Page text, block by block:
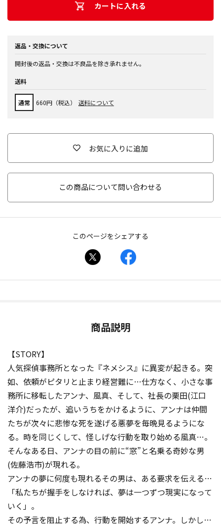
カートに入れる
返品・交換について
開封後の返品・交換は不良品を除き承れません。
送料
通常 660円（税込） 送料について
お気に入りに追加
この商品について問い合わせる
このページをシェアする
商品説明
【STORY】
人気探偵事務所となった『ネメシス』に異変が起きる。突
如、依頼がピタリと止まり経営難に…仕方なく、小さな事
務所に移転したアンナ、風真、そして、社長の栗田(江口
洋介)だったが、追いうちをかけるように、アンナは仲間
たちが次々に悲惨な死を遂げる悪夢を毎晩見るようにな
る。時を同じくして、怪しげな行動を取り始める風真…。
そんなある日、アンナの目の前に“窓”と名乗る奇妙な男
(佐藤浩市)が現れる。
アンナの夢に何度も現れるその男は、ある要求を伝える…
「私たちが握手をしなければ、夢は一つずつ現実になって
いく」。
その予言を阻止する為、行動を開始するアンナ。しかし…